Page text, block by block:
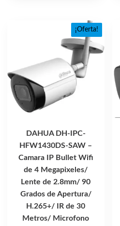
¡Oferta!
DAHUA DH-IPC-
HFW1430DS-SAW –
Camara IP Bullet Wifi
de 4 Megapixeles/
Lente de 2.8mm/ 90
Grados de Apertura/
H.265+/ IR de 30
Metros/ Microfono